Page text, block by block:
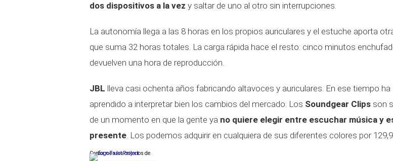
dos dispositivos a la vez y saltar de uno al otro sin interrupciones.
La autonomía llega a las 8 horas en los propios auriculares y el estuche aporta
que suma 32 horas totales. La carga rápida hace el resto: cinco minutos
devuelven una hora de reproducción.
JBL lleva casi ochenta años fabricando altavoces y auriculares. En ese tiempo ha
aprendido a interpretar bien los cambios del mercado. Los Soundgear Clips son
de un momento en que la gente ya no quiere elegir entre escuchar música y
presente. Los podemos adquirir en cualquiera de sus diferentes colores por
Conforme a los criterios de